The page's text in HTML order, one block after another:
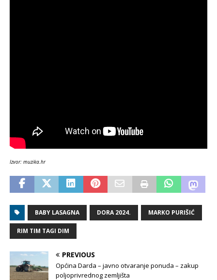
Izvor: muzika.hr
BABY LASAGNA DORA 2024. MARKO PURIŠIĆ
RIM TIM TAGI DIM
PREVIOUS
Općina Darda – javno otvaranje ponuda – zakup
poljoprivrednog zemljišta